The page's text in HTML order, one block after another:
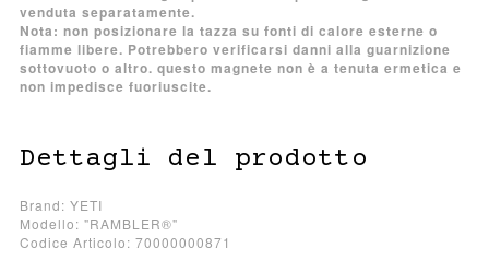
venduta separatamente.
Nota: non posizionare la tazza su fonti di calore esterne o
fiamme libere. Potrebbero verificarsi danni alla guarnizione
sottovuoto o altro. questo magnete non è a tenuta ermetica e
non impedisce fuoriuscite.
Dettagli del prodotto
Brand: YETI
Modello: "RAMBLER®"
Codice Articolo: 70000000871